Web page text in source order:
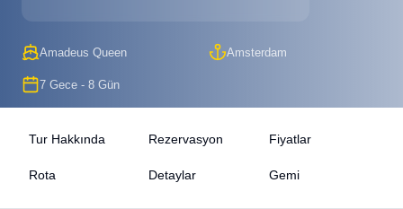
Amadeus Queen Amsterdam
7 Gece - 8 Gün
Tur Hakkında Rezervasyon Fiyatlar
Rota Detaylar Gemi